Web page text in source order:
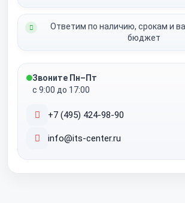
Ответим по наличию, срокам и
бюджет
Звоните Пн–Пт
с 9:00 до 17:00
+7 (495) 424-98-90
info@its-center.ru